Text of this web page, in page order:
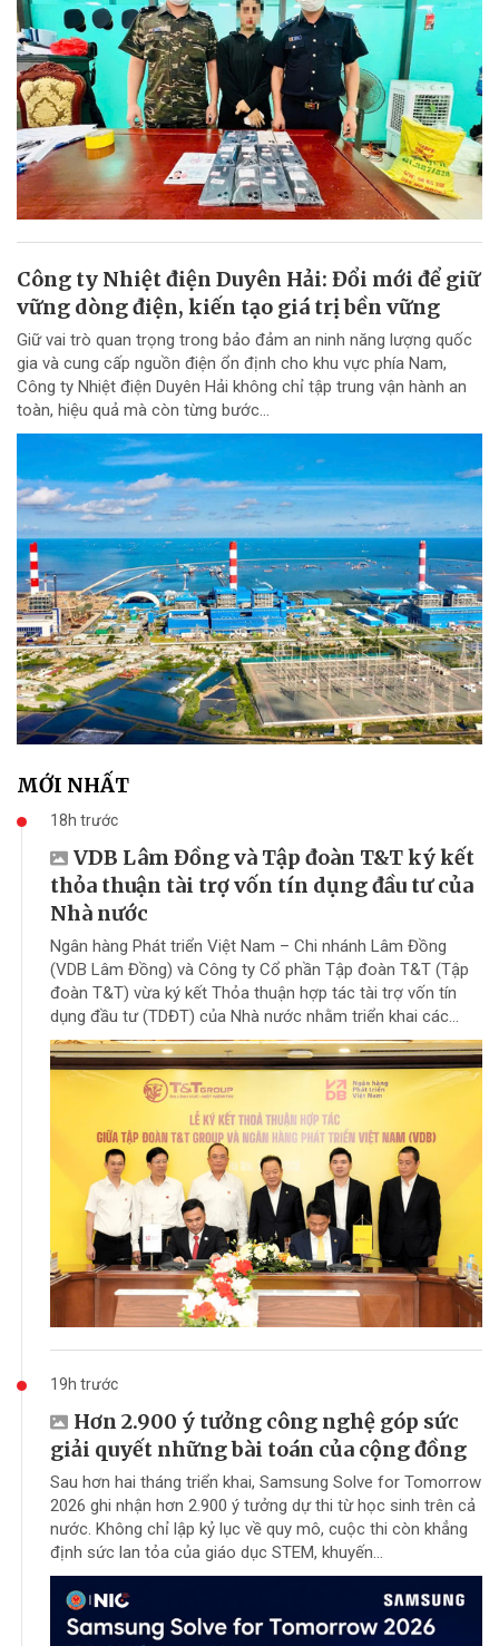
Công ty Nhiệt điện Duyên Hải: Đổi mới để giữ
vững dòng điện, kiến tạo giá trị bền vững
Giữ vai trò quan trọng trong bảo đảm an ninh năng lượng quốc
gia và cung cấp nguồn điện ổn định cho khu vực phía Nam,
Công ty Nhiệt điện Duyên Hải không chỉ tập trung vận hành an
toàn, hiệu quả mà còn từng bước...
MỚI NHẤT
18h trước
VDB Lâm Đồng và Tập đoàn T&T ký kết
thỏa thuận tài trợ vốn tín dụng đầu tư của
Nhà nước
Ngân hàng Phát triển Việt Nam – Chi nhánh Lâm Đồng
(VDB Lâm Đồng) và Công ty Cổ phần Tập đoàn T&T (Tập
đoàn T&T) vừa ký kết Thỏa thuận hợp tác tài trợ vốn tín
dụng đầu tư (TDĐT) của Nhà nước nhằm triển khai các...
19h trước
Hơn 2.900 ý tưởng công nghệ góp sức
giải quyết những bài toán của cộng đồng
Sau hơn hai tháng triển khai, Samsung Solve for Tomorrow
2026 ghi nhận hơn 2.900 ý tưởng dự thi từ học sinh trên cả
nước. Không chỉ lập kỷ lục về quy mô, cuộc thi còn khẳng
định sức lan tỏa của giáo dục STEM, khuyến...